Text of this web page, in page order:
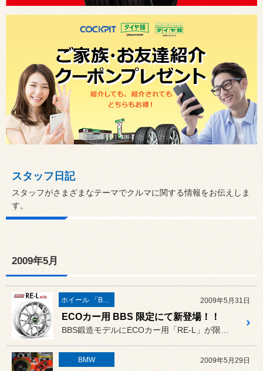
スタッフ日記
スタッフがさまざまなテーマでクルマに関する情報をお伝えしま
す。
2009年5月
ホイール 「BBS」 2009年5月31日
ECOカー用 BBS 限定にて新登場！！
BMW 2009年5月29日